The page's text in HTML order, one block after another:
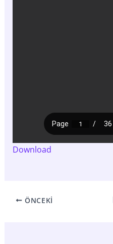
Download
ÖNCEKI